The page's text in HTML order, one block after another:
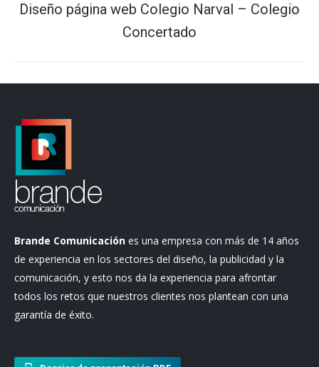
Proyecto
siguiente
Diseño página web Colegio Narval – Colegio
Concertado
Brande Comunicación es una empresa con más de 14 años
de experiencia en los sectores del diseño, la publicidad y la
comunicación, y esto nos da la experiencia para afrontar
todos los retos que nuestros clientes nos plantean con una
garantía de éxito.